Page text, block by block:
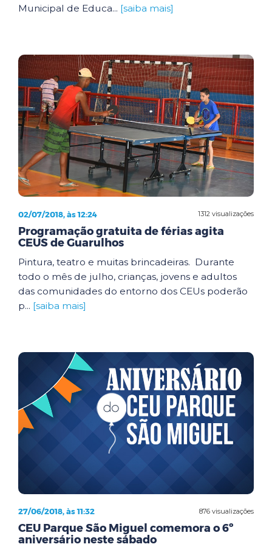
Municipal de Educa... [saiba mais]
1312 visualizações
02/07/2018, às 12:24
Programação gratuita de férias agita
CEUS de Guarulhos
Pintura, teatro e muitas brincadeiras. Durante
todo o mês de julho, crianças, jovens e adultos
das comunidades do entorno dos CEUs poderão
p... [saiba mais]
876 visualizações
27/06/2018, às 11:32
CEU Parque São Miguel comemora o 6º
aniversário neste sábado